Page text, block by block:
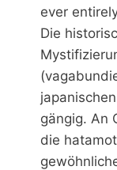
ever
Die
gängig. An
die